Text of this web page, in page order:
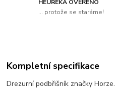
HEUREKA OVĚŘENO
... protože se staráme!
Kompletní specifikace
Drezurní podbřišník značky Horze.